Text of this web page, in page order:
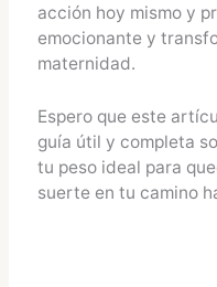
acción hoy mismo y
emocionante y
maternidad.
Espero que este
guía útil y completa
tu peso ideal para
suerte en tu camino